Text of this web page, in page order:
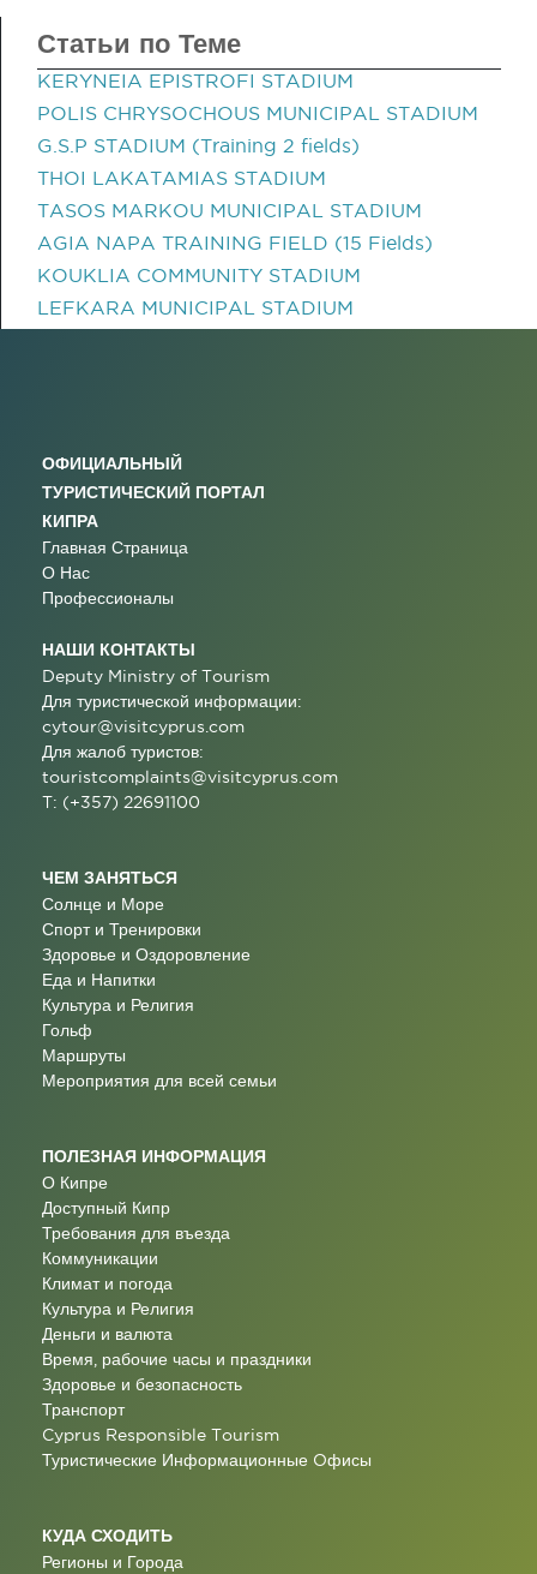
Статьи по Теме
KERYNEIA EPISTROFI STADIUM
POLIS CHRYSOCHOUS MUNICIPAL STADIUM
G.S.P STADIUM (Training 2 fields)
THOI LAKATAMIAS STADIUM
TASOS MARKOU MUNICIPAL STADIUM
AGIA NAPA TRAINING FIELD (15 Fields)
KOUKLIA COMMUNITY STADIUM
LEFKARA MUNICIPAL STADIUM
ОФИЦИАЛЬНЫЙ
ТУРИСТИЧЕСКИЙ ПОРТАЛ
КИПРА
Главная Страница
О Нас
Профессионалы
НАШИ КОНТАКТЫ
Deputy Ministry of Tourism
Для туристической информации:
cytour@visitcyprus.com
Для жалоб туристов:
touristcomplaints@visitcyprus.com
T: (+357) 22691100
ЧЕМ ЗАНЯТЬСЯ
Солнце и Море
Спорт и Тренировки
Здоровье и Оздоровление
Еда и Напитки
Культура и Религия
Гольф
Маршруты
Мероприятия для всей семьи
ПОЛЕЗНАЯ ИНФОРМАЦИЯ
О Кипре
Доступный Кипр
Требования для въезда
Коммуникации
Климат и погода
Культура и Религия
Деньги и валюта
Время, рабочие часы и праздники
Здоровье и безопасность
Транспорт
Cyprus Responsible Tourism
Туристические Информационные Oфисы
КУДА СХОДИТЬ
Регионы и Города